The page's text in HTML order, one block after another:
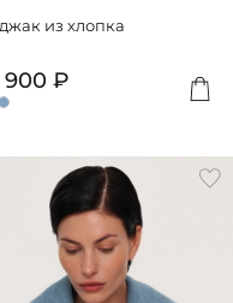
из хлопка
900 ₽